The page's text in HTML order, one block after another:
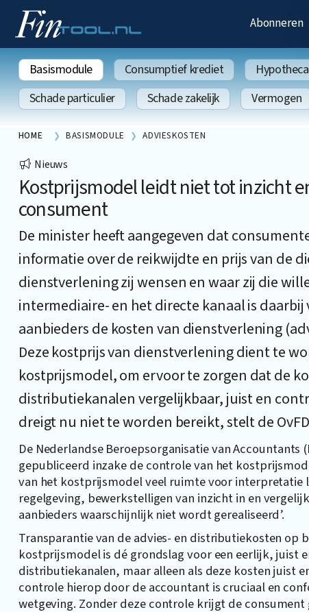
Abonneren
Basismodule Consumptief krediet
Schade particulier
Schade zakelijk Vermogen
HOME BASISMODULE ADVIESKOSTEN
Nieuws
Kostprijsmodel leidt niet tot inzicht
consument
De minister heeft aangegeven dat
informatie over de reikwijdte en prijs van de
dienstverlening zij wensen en waar zij die
intermediaire- en het directe kanaal is
aanbieders de kosten van dienstverlening
Deze kostprijs van dienstverlening dient te
kostprijsmodel, om ervoor te zorgen dat de
distributiekanalen vergelijkbaar, juist en
dreigt nu niet te worden bereikt, stelt de
De Nederlandse Beroepsorganisatie van
gepubliceerd inzake de controle van het
van het kostprijsmodel veel ruimte voor interpretatie
regelgeving, bewerkstelligen van inzicht in en
aanbieders waarschijnlijk niet wordt gerealiseerd’.
Transparantie van de advies- en distributiekosten op
kostprijsmodel is dé grondslag voor een eerlijk, juist
distributiekanalen, maar alleen als deze kosten juist
controle hierop door de accountant is cruciaal en
wetgeving. Zonder deze controle krijgt de